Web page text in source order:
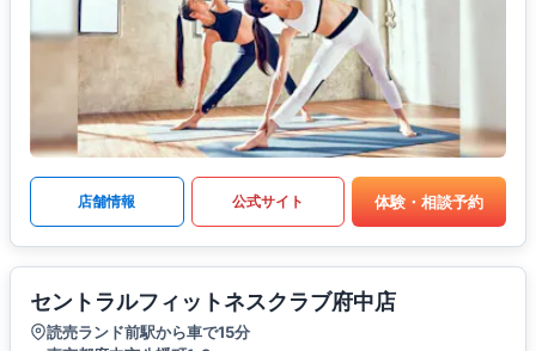
店舗情報 公式サイト 体験・相談予約
セントラルフィットネスクラブ府中店
読売ランド前駅から車で15分